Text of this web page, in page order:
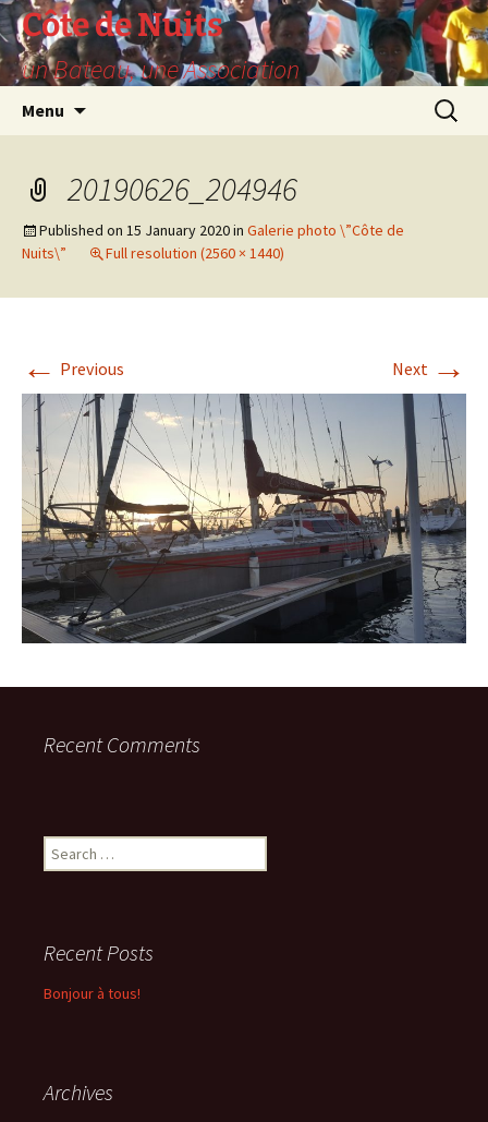
Skip
to
content
Côte de Nuits
un Bateau, une Association
Menu
Search
for:
20190626_204946
Published on 15 January 2020in Galerie photo \”Côte de
Nuits\”
Full resolution (2560 × 1440)
← Previous Next →
Recent Comments
Search
for:
Recent Posts
Bonjour à tous!
Archives